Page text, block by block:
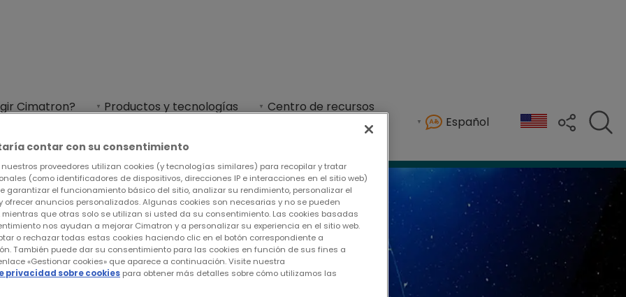
Cimatron? Productos y tecnologías
Centro de recursos
Español
formación
contar con su consentimiento
nuestros proveedores utilizan cookies (y tecnologías similares) para recopilar y tratar
(como identificadores de dispositivos, direcciones IP e interacciones en el sitio web)
garantizar el funcionamiento básico del sitio, analizar su rendimiento, personalizar el
ofrecer anuncios personalizados. Algunas cookies son necesarias y no se pueden
mientras que otras solo se utilizan si usted da su consentimiento. Las cookies basadas
nos ayudan a mejorar Cimatron y a personalizar su experiencia en el sitio web.
o rechazar todas estas cookies haciendo clic en el botón correspondiente a
También puede dar su consentimiento para las cookies en función de sus fines a
«Gestionar cookies» que aparece a continuación. Visite nuestra
privacidad sobre cookies para obtener más detalles sobre cómo utilizamos las